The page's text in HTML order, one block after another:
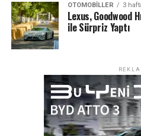
OTOMOBILLER 3
Lexus, Goodwood
ile Sürpriz Yaptı